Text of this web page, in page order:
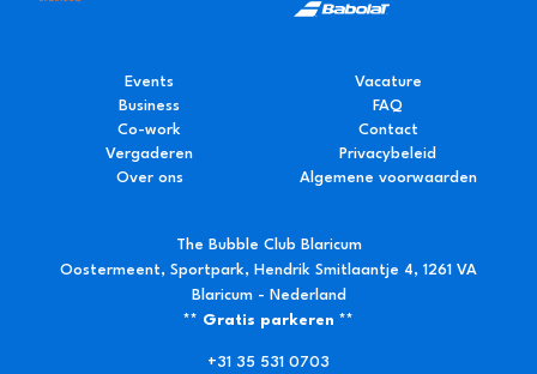
Events
Business
Co-work
Vergaderen
Over ons
Vacature
FAQ
Contact
Privacybeleid
Algemene voorwaarden
The Bubble Club Blaricum
Oostermeent, Sportpark, Hendrik Smitlaantje 4, 1261 VA
Blaricum - Nederland
** Gratis parkeren **
+31 35 531 0703